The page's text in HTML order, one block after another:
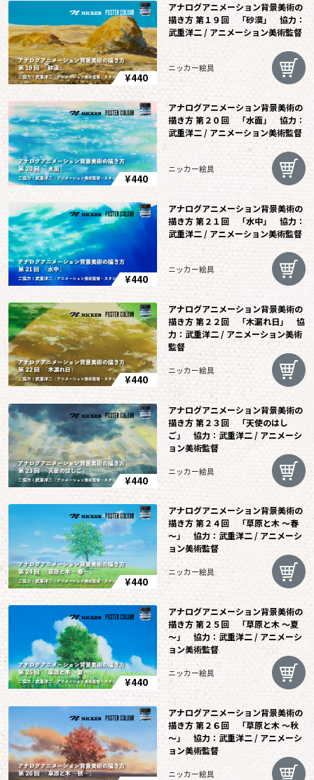
¥440
アナログアニメーション背景美術の
描き方 第１９回 「砂漠」 協力：
武重洋二 / アニメーション美術監督
ニッカー絵具
¥440
アナログアニメーション背景美術の
描き方 第２０回 「水面」 協力：
武重洋二 / アニメーション美術監督
ニッカー絵具
¥440
アナログアニメーション背景美術の
描き方 第２１回 「水中」 協力：
武重洋二 / アニメーション美術監督
ニッカー絵具
¥440
アナログアニメーション背景美術の
描き方 第２２回 「木漏れ日」 協
力：武重洋二 / アニメーション美術
監督
ニッカー絵具
¥440
アナログアニメーション背景美術の
描き方 第２３回 「天使のはし
ご」 協力：武重洋二 / アニメーシ
ョン美術監督
ニッカー絵具
¥440
アナログアニメーション背景美術の
描き方 第２４回 「草原と木 ～春
～」 協力：武重洋二 / アニメーシ
ョン美術監督
ニッカー絵具
¥440
アナログアニメーション背景美術の
描き方 第２５回 「草原と木 ～夏
～」 協力：武重洋二 / アニメーシ
ョン美術監督
ニッカー絵具
アナログアニメーション背景美術の
描き方 第２６回 「草原と木 ～秋
～」 協力：武重洋二 / アニメーシ
ョン美術監督
ニッカー絵具